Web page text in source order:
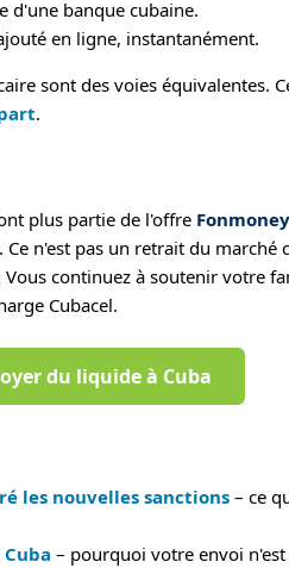
d'une banque cubaine.
en ligne, instantanément.
sont des voies équivalentes.
.
plus partie de l'offre Fonmoney
n'est pas un retrait du marché
continuez à soutenir votre
Cubacel.
du liquide à Cuba
les nouvelles sanctions– ce
– pourquoi votre envoi n'est